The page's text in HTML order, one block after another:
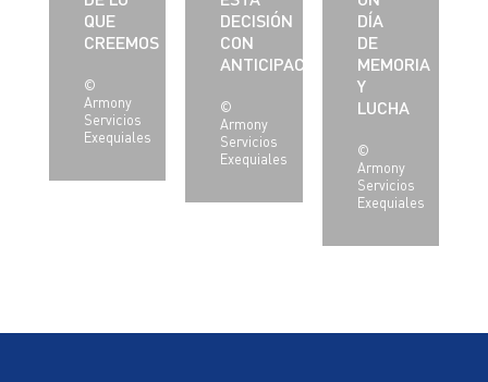
QUE
CREEMOS
©
Armony
Servicios
Exequiales
DECISIÓN
CON
ANTICIPACIÓN
©
Armony
Servicios
Exequiales
DÍA
DE
MEMORIA
Y
LUCHA
©
Armony
Servicios
Exequiales